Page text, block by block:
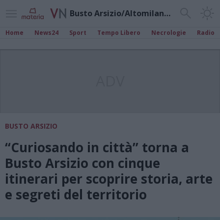
Busto Arsizio/Altomilanese
Home News24 Sport Tempo Libero Necrologie Radio
BUSTO ARSIZIO
“Curiosando in città” torna a
Busto Arsizio con cinque
itinerari per scoprire storia, arte
e segreti del territorio